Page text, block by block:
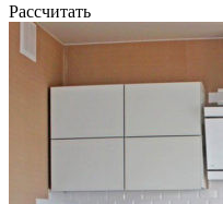
Рассчитать